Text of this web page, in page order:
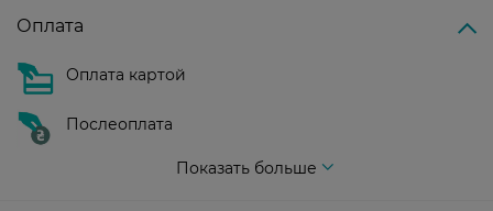
Оплата
Оплата картой
Послеоплата
Показать больше